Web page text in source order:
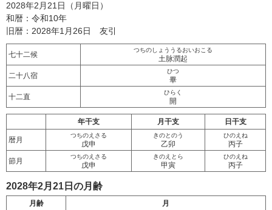
2028年2月21日（月曜日）
和暦：令和10年
旧暦：2028年1月26日 友引
七十二候
つちのしょううるおいおこる
土脉潤起
二十八宿
ひつ
畢
十二直
ひらく
開
年干支 月干支 日干支
暦月
つちのえさる
戊申
きのとのう
乙卯
ひのえね
丙子
節月
つちのえさる
戊申
きのえとら
甲寅
ひのえね
丙子
2028年2月21日の月齢
月齢 月